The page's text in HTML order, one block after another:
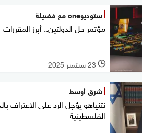
ستوديوone مع فضيلة
مؤتمر حل الدولتين.. أبرز المقررات
l 23 سبتمبر 2025
شرق أوسط
نتنياهو يؤجل الرد على الاعتراف
الفلسطينية